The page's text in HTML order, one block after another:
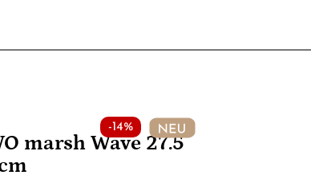
-14%
marsh Wave 27.5